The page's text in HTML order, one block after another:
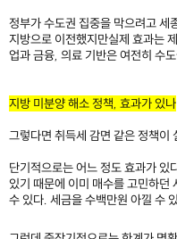
정부가 수도권 집중을 막으려고 세
지방으로 이전했지만실제 효과는
업과 금융, 의료 기반은 여전히 수
지방 미분양 해소 정책, 효과가 있나
그렇다면 취득세 감면 같은 정책이
단기적으로는 어느 정도 효과가 있
있기 때문에 이미 매수를 고민하던
수 있다. 세금을 수백만원 아낄 수